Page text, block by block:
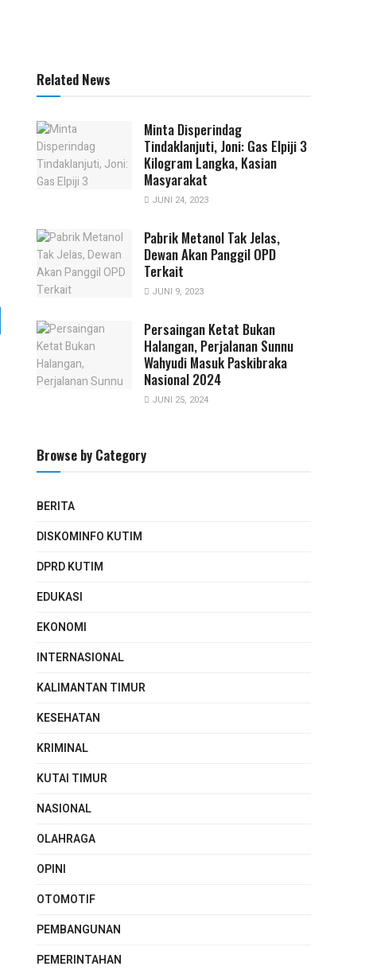
Related News
Minta Disperindag
Tindaklanjuti, Joni: Gas Elpiji 3
Kilogram Langka, Kasian
Masyarakat
JUNI 24, 2023
Pabrik Metanol Tak Jelas,
Dewan Akan Panggil OPD
Terkait
JUNI 9, 2023
Persaingan Ketat Bukan
Halangan, Perjalanan Sunnu
Wahyudi Masuk Paskibraka
Nasional 2024
JUNI 25, 2024
Browse by Category
BERITA
DISKOMINFO KUTIM
DPRD KUTIM
EDUKASI
EKONOMI
INTERNASIONAL
KALIMANTAN TIMUR
KESEHATAN
KRIMINAL
KUTAI TIMUR
NASIONAL
OLAHRAGA
OPINI
OTOMOTIF
PEMBANGUNAN
PEMERINTAHAN